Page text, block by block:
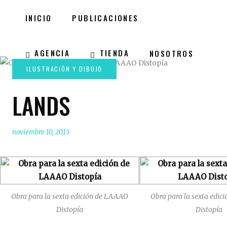
INICIO PUBLICACIONES
AGENCIA TIENDA NOSOTROS
LANDS
noviembre 10, 2015
Obra para la sexta edición de LAAAO
Distopía
Obra para la sexta
Distopía